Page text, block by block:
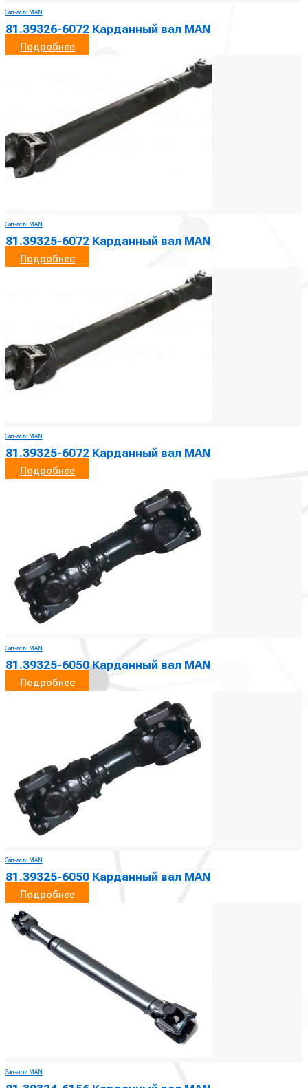
Запчасти MAN
81.39326-6072 Карданный вал MAN
Подробнее
Запчасти MAN
81.39325-6072 Карданный вал MAN
Подробнее
Запчасти MAN
81.39325-6072 Карданный вал MAN
Подробнее
Запчасти MAN
81.39325-6050 Карданный вал MAN
Подробнее
Запчасти MAN
81.39325-6050 Карданный вал MAN
Подробнее
Запчасти MAN